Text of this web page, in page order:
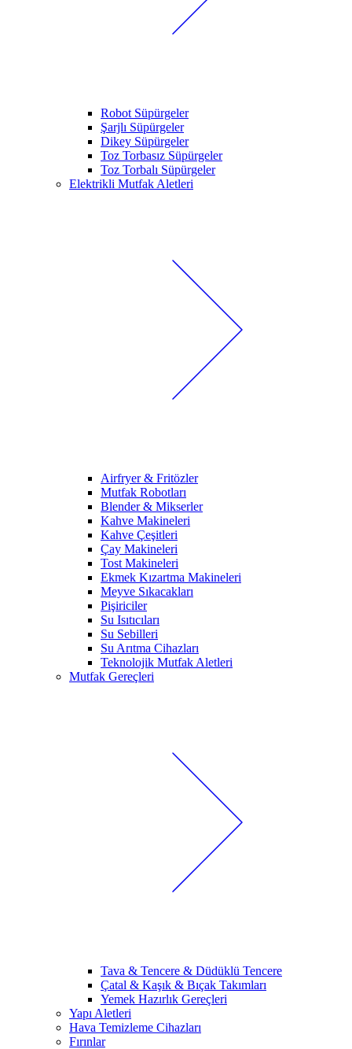
Robot Süpürgeler
Şarjlı Süpürgeler
Dikey Süpürgeler
Toz Torbasız Süpürgeler
Toz Torbalı Süpürgeler
Elektrikli Mutfak Aletleri
Airfryer & Fritözler
Mutfak Robotları
Blender & Mikserler
Kahve Makineleri
Kahve Çeşitleri
Çay Makineleri
Tost Makineleri
Ekmek Kızartma Makineleri
Meyve Sıkacakları
Pişiriciler
Su Isıtıcıları
Su Sebilleri
Su Arıtma Cihazları
Teknolojik Mutfak Aletleri
Mutfak Gereçleri
Tava & Tencere & Düdüklü Tencere
Çatal & Kaşık & Bıçak Takımları
Yemek Hazırlık Gereçleri
Yapı Aletleri
Hava Temizleme Cihazları
Fırınlar